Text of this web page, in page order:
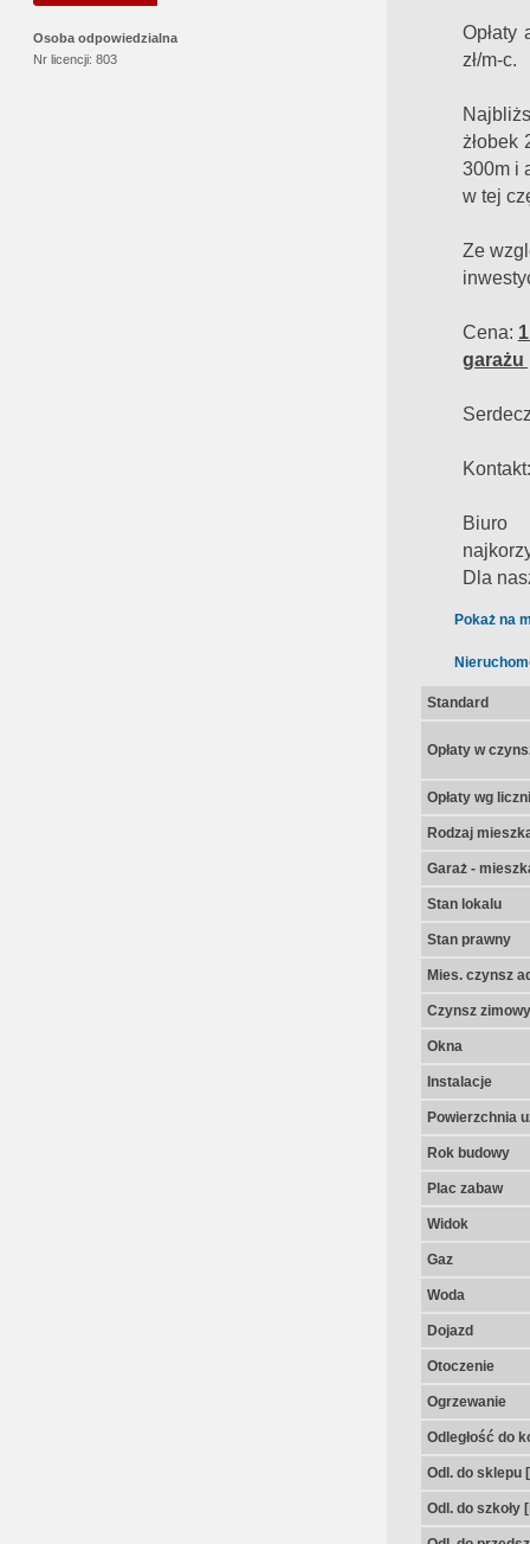
Osoba odpowiedzialna
Nr licencji: 803
zł/m-c.
żłobek
300m i
w tej
Ze
Cena:
garażu
Biuro
Dla
Pokaż na
Standard
Opłaty w
Opłaty wg
Rodzaj
Garaż -
Stan lokalu
Stan prawny
Mies. czynsz
Czynsz zimowy
Okna
Instalacje
Powierzchnia
Rok budowy
Plac zabaw
Widok
Gaz
Woda
Dojazd
Otoczenie
Ogrzewanie
Odległość do
Odl. do sklepu
Odl. do szkoły